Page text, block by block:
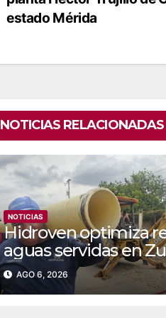
de
estado Mérida
NOTICIAS RELACIONADAS
NOTICIAS
Hidroven optimiza
aguas servidas en
AGO 6, 2026